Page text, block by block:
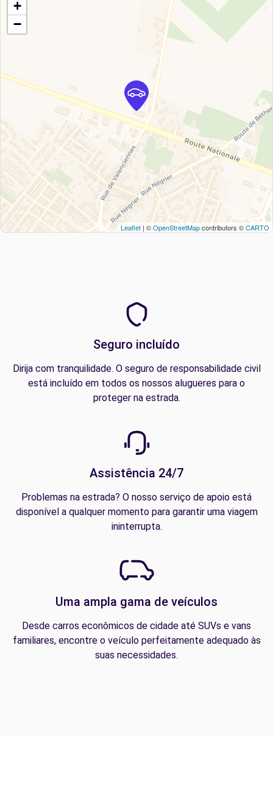
+
−
Leaflet | ©OpenStreetMapcontributors ©CARTO
Seguro incluído
Dirija com tranquilidade. O seguro de responsabilidade civil
está incluído em todos os nossos alugueres para o
proteger na estrada.
Assistência 24/7
Problemas na estrada? O nosso serviço de apoio está
disponível a qualquer momento para garantir uma viagem
ininterrupta.
Uma ampla gama de veículos
Desde carros econômicos de cidade até SUVs e vans
familiares, encontre o veículo perfeitamente adequado às
suas necessidades.